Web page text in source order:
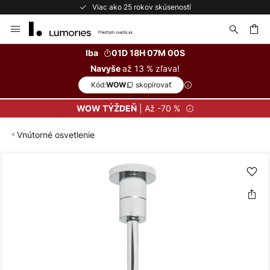
Viac ako 25 rokov skúseností
to
Iba
01D 18H 07M 00S
Navyšeaž 13 % zľava!
Kód:WOW skopírovať
WOW TÝŽDEŇ| Až -70 %
Vnútorné osvetlenie